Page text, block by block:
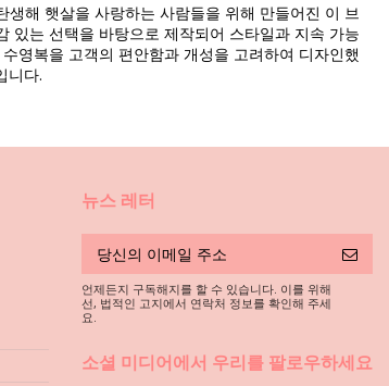
합니다. 그러면, 몇 년 동안 어떻게 관리할까요?
해 햇살을 사랑하는 사람들을 위해 만들어진 이 브
있는 선택을 바탕으로 제작되어 스타일과 지속 가능
영복을 고객의 편안함과 개성을 고려하여 디자인했
니다.
뉴스 레터
언제든지 구독해지를 할 수 있습니다. 이를 위해
선, 법적인 고지에서 연락처 정보를 확인해 주세
요.
소셜 미디어에서 우리를 팔로우하세요